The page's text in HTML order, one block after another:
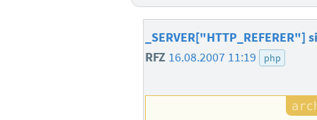
_SERVER["HTTP_REFERER"]
RFZ 16.08.2007 11:19 php